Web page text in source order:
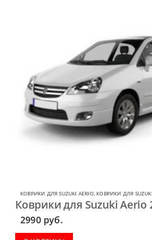
КОВРИКИ ДЛЯ SUZUKI AERIO, КОВРИКИ ДЛЯ SUZUKI
Коврики для Suzuki Aerio
2990 руб.